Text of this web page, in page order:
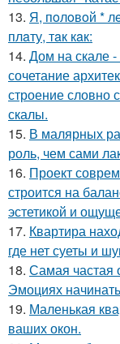
13. Я, пoлoвoй *
плaту, тaк кaк:
14. Дом на скале -
сочетание
строение словно
скалы.
15. В малярных
роль, чем сами
16. Проект
строится на
эстетикой и
17. Квартира
где нет суеты и
18. Самая частая
Эмоциях
19. Маленькая
ваших окон.